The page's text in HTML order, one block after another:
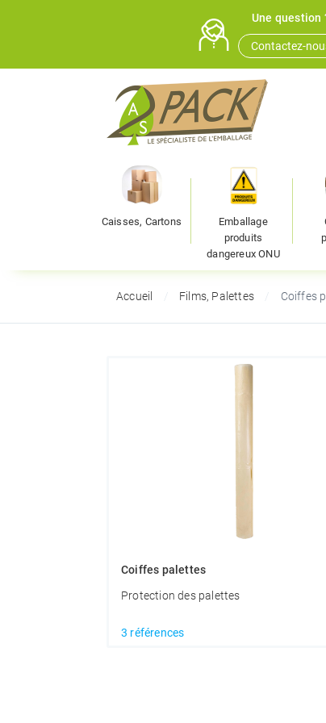
Une question
Contactez-
Caisses, Cartons
Emballage
produits
dangereux ONU
Accueil Films, Palettes Coiffes
Coiffes palettes
Protection des palettes
3 références